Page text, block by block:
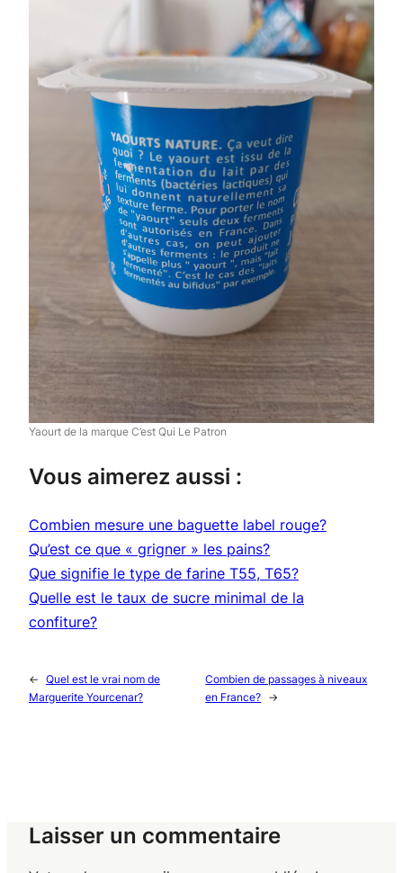
Yaourt de la marque C’est Qui Le Patron
Vous aimerez aussi :
Combien mesure une baguette label rouge?
Qu’est ce que « grigner » les pains?
Que signifie le type de farine T55, T65?
Quelle est le taux de sucre minimal de la
confiture?
← Quel est le vrai nom de
Marguerite Yourcenar?
Combien de passages à niveaux
en France? →
Laisser un commentaire